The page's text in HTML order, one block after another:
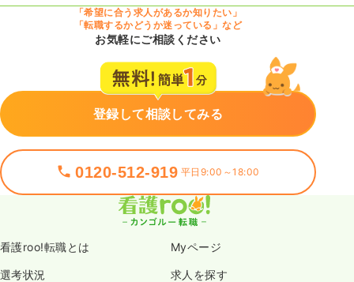
「希望に合う求人があるか知りたい」
「転職するかどうか迷っている」など
お気軽にご相談ください
登録して相談してみる
0120-512-919 平日9:00～18:00
看護roo!転職とは Myページ
選考状況 求人を探す